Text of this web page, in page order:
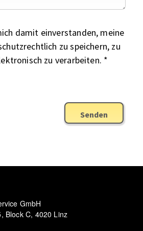
damit einverstanden, meine
zu speichern, zu
zu verarbeiten. *
Senden
GmbH
Block C, 4020 Linz